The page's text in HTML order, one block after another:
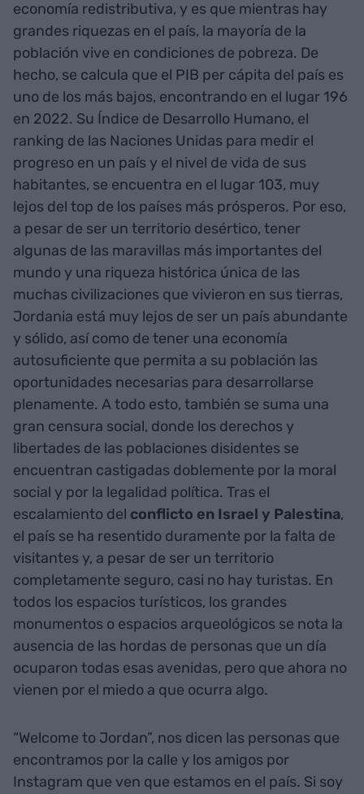
economía redistributiva, y es que mientras hay
grandes riquezas en el país, la mayoría de la
población vive en condiciones de pobreza. De
hecho, se calcula que el PIB per cápita del país es
uno de los más bajos, encontrando en el lugar 196
en 2022. Su Índice de Desarrollo Humano, el
ranking de las Naciones Unidas para medir el
progreso en un país y el nivel de vida de sus
habitantes, se encuentra en el lugar 103, muy
lejos del top de los países más prósperos. Por eso,
a pesar de ser un territorio desértico, tener
algunas de las maravillas más importantes del
mundo y una riqueza histórica única de las
muchas civilizaciones que vivieron en sus tierras,
Jordania está muy lejos de ser un país abundante
y sólido, así como de tener una economía
autosuficiente que permita a su población las
oportunidades necesarias para desarrollarse
plenamente. A todo esto, también se suma una
gran censura social, donde los derechos y
libertades de las poblaciones disidentes se
encuentran castigadas doblemente por la moral
social y por la legalidad política. Tras el
escalamiento del conflicto en Israel y Palestina,
el país se ha resentido duramente por la falta de
visitantes y, a pesar de ser un territorio
completamente seguro, casi no hay turistas. En
todos los espacios turísticos, los grandes
monumentos o espacios arqueológicos se nota la
ausencia de las hordas de personas que un día
ocuparon todas esas avenidas, pero que ahora no
vienen por el miedo a que ocurra algo.
“Welcome to Jordan”, nos dicen las personas que
encontramos por la calle y los amigos por
Instagram que ven que estamos en el país. Si soy